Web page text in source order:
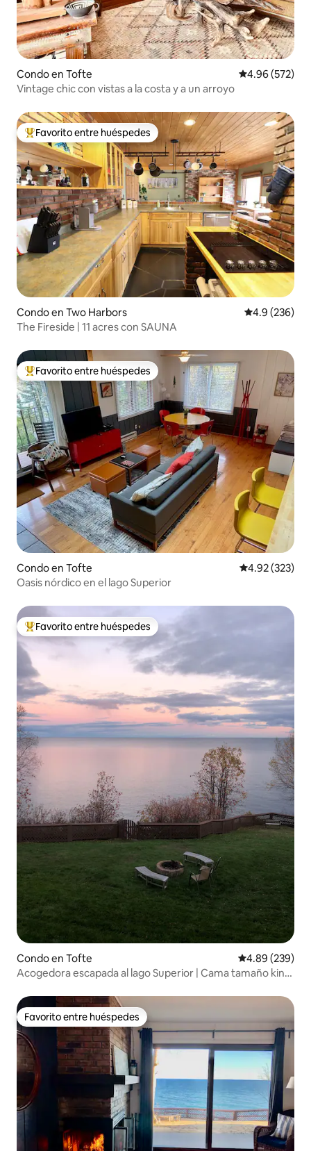
Condo en Tofte Calificación
4.96 (572)
Vintage chic con vistas a la costa y a un arroyo
Favorito entre huéspedes preferido
Favorito entre huéspedes
Condo en Two Harbors Calificación
4.9 (236)
The Fireside | 11 acres con SAUNA
Favorito entre huéspedes preferido
Favorito entre huéspedes
Condo en Tofte Calificación
4.92 (323)
Oasis nórdico en el lago Superior
Favorito entre huéspedes preferido
Favorito entre huéspedes
Condo en Tofte Calificación
4.89 (239)
Acogedora escapada al lago Superior | Cama tamaño king
Favorito entre huéspedes
Favorito entre huéspedes